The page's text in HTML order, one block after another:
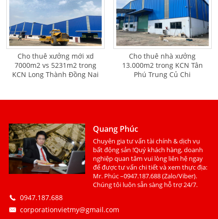
Cho thuê xưởng mới xd
7000m2 vs 5231m2 trong
KCN Long Thành Đồng Nai
Cho thuê nhà xưởng
13.000m2 trong KCN Tân
Phú Trung Củ Chi
Quang Phúc
Chuyên gia tư vấn tài chính & dịch vụ
bất động sản !Quý khách hàng, doanh
nghiệp quan tâm vui lòng liên hệ ngay
để được tư vấn chi tiết và xem thực địa:
Mr. Phúc –0947.187.688 (Zalo/Viber).
Chúng tôi luôn sẵn sàng hỗ trợ 24/7.
0947.187.688
corporationvietmy@gmail.com